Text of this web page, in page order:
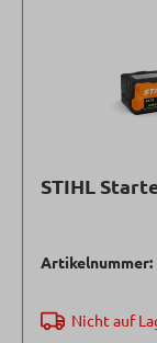
STIHL
Artikelnummer:
Nicht auf